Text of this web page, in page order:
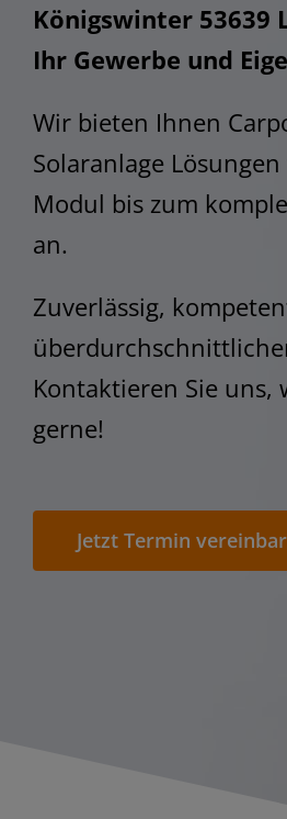
STEM
Königswinter 53639
Ihr Gewerbe und
Wir bieten Ihnen
Solaranlage
Modul bis zum
an.
Zuverlässig,
Kontaktieren Sie uns,
gerne!
Jetzt Termin